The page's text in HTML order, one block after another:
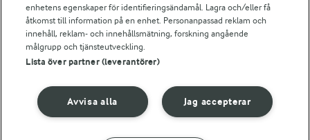
© 2026 Arla Foods
Integritetspolicy
enhetens egenskaper för identifieringsändamål. Lagra och/eller få
åtkomst till information på en enhet. Personanpassad reklam och
innehåll, reklam- och innehållsmätning, forskning angående
målgrupp och tjänsteutveckling.
Lista över partner (leverantörer)
Jag accepterar
Avvisa alla